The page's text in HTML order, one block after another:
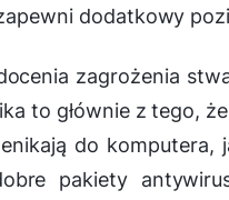
dodatkowy
zagrożenia
to głównie z tego,
do komputera,
pakiety